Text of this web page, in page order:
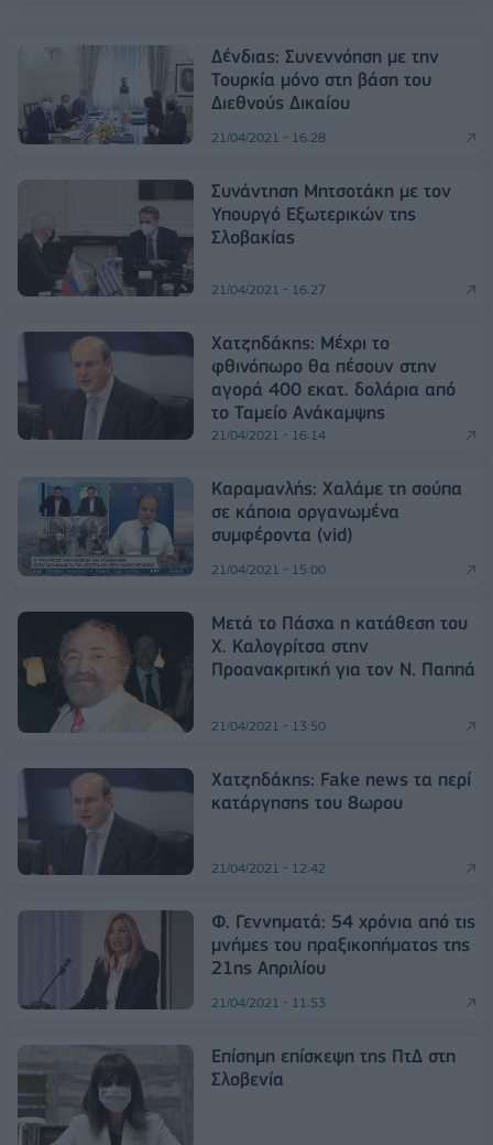
Δένδιας: Συνεννόηση με την
Τουρκία μόνο στη βάση του
Διεθνούς Δικαίου
21/04/2021 - 16:28
Συνάντηση Μητσοτάκη με τον
Υπουργό Εξωτερικών της
Σλοβακίας
21/04/2021 - 16:27
Χατζηδάκης: Μέχρι το
φθινόπωρο θα πέσουν στην
αγορά 400 εκατ. δολάρια από
το Ταμείο Ανάκαμψης
21/04/2021 - 16:14
Καραμανλής: Χαλάμε τη σούπα
σε κάποια οργανωμένα
συμφέροντα (vid)
21/04/2021 - 15:00
Μετά το Πάσχα η κατάθεση του
Χ. Καλογρίτσα στην
Προανακριτική για τον Ν. Παππά
21/04/2021 - 13:50
Χατζηδάκης: Fake news τα περί
κατάργησης του 8ωρου
21/04/2021 - 12:42
Φ. Γεννηματά: 54 χρόνια από τις
μνήμες του πραξικοπήματος της
21ης Απριλίου
21/04/2021 - 11:53
Επίσημη επίσκεψη της ΠτΔ στη
Σλοβενία